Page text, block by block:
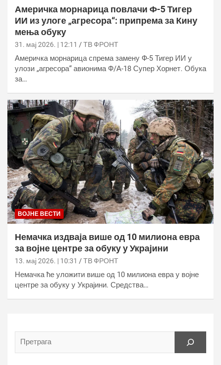
Америчка морнарица повлачи Ф-5 Тигер
ИИ из улоге „агресора“: припрема за Кину
мења обуку
31. мај 2026. | 12:11 ТВ ФРОНТ
Америчка морнарица спрема замену Ф-5 Тигер ИИ у
улози „агресора“ авионима Ф/А-18 Супер Хорнет. Обука
за…
ВОЈНЕ ВЕСТИ
Немачка издваја више од 10 милиона евра
за војне центре за обуку у Украјини
13. мај 2026. | 10:31 ТВ ФРОНТ
Немачка ће уложити више од 10 милиона евра у војне
центре за обуку у Украјини. Средства…